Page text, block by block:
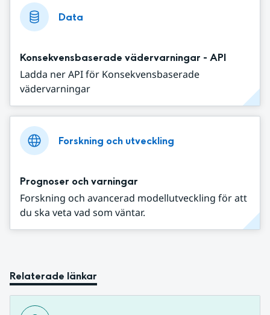
Data
Konsekvensbaserade vädervarningar - API
Ladda ner API för Konsekvensbaserade
vädervarningar
Forskning och utveckling
Prognoser och varningar
Forskning och avancerad modellutveckling för att
du ska veta vad som väntar.
Relaterade länkar